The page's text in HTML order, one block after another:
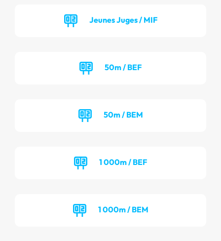
Jeunes Juges / MIF
50m / BEF
50m / BEM
1 000m / BEF
1 000m / BEM